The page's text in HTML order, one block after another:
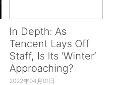
In Depth: As
Tencent Lays Off
Staff, Is Its ‘Winter’
Approaching?
2022年04月01日